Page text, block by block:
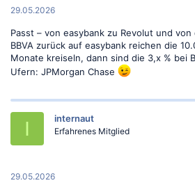
Wir führen neue Limits für Karten ein, die
wurden.​
Limit von EUR 10,000:
verifizierten Karten bis zu EUR
wurde, gelten diese neuen Limits
Karten, die in bestimmten
29.05.2026
Passt – von easybank zu Revolut und
BBVA zurück auf easybank reichen die
Monate kreiseln, dann sind die 3,x % bei
Ufern: JPMorgan Chase
I internaut
Erfahrenes Mitglied
29.05.2026